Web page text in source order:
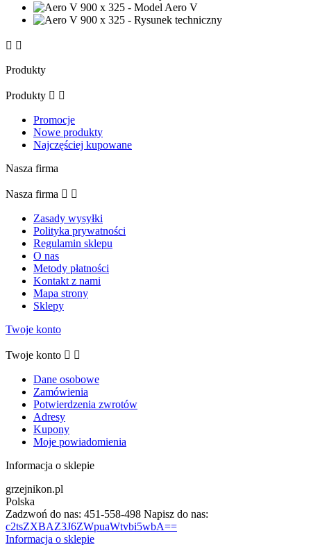
 
Produkty
Produkty  
Promocje
Nowe produkty
Najczęściej kupowane
Nasza firma
Nasza firma  
Zasady wysyłki
Polityka prywatności
Regulamin sklepu
O nas
Metody płatności
Kontakt z nami
Mapa strony
Sklepy
Twoje konto
Twoje konto  
Dane osobowe
Zamówienia
Potwierdzenia zwrotów
Adresy
Kupony
Moje powiadomienia
Informacja o sklepie
grzejnikon.pl
Polska
Zadzwoń do nas: 451-558-498 Napisz do nas:
c2tsZXBAZ3J6ZWpuaWtvbi5wbA==
Informacja o sklepie